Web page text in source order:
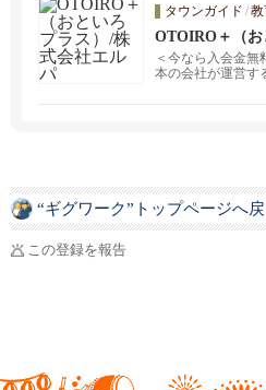
は、弊社で買取も
ド：YAMAHA・
ファウンテンバレ
中。初級から上級
致します。
タウンガイド /
OTOIRO＋（
エルパ
＜今なら入会金無
本の会社が運営す
“ギグワーク”トップページへ
この登録を報告